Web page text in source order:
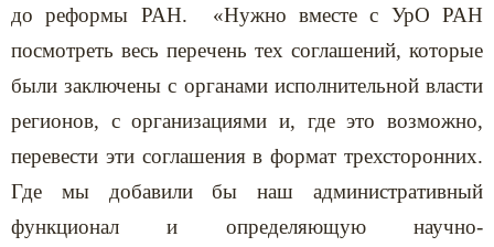
до реформы РАН. «Нужно вместе с УрО РАН
посмотреть весь перечень тех соглашений, которые
были заключены с органами исполнительной власти
регионов, с организациями и, где это возможно,
перевести эти соглашения в формат трехсторонних.
Где мы добавили бы наш административный
функционал и определяющую научно-